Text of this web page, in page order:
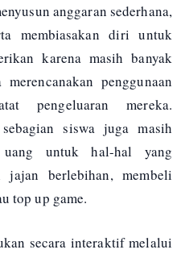
anggaran sederhana,
membiasakan diri untuk
karena masih banyak
penggunaan
pengeluaran mereka.
siswa juga masih
uang untuk hal-hal yang
berlebihan, membeli
top up game.
secara interaktif melalui